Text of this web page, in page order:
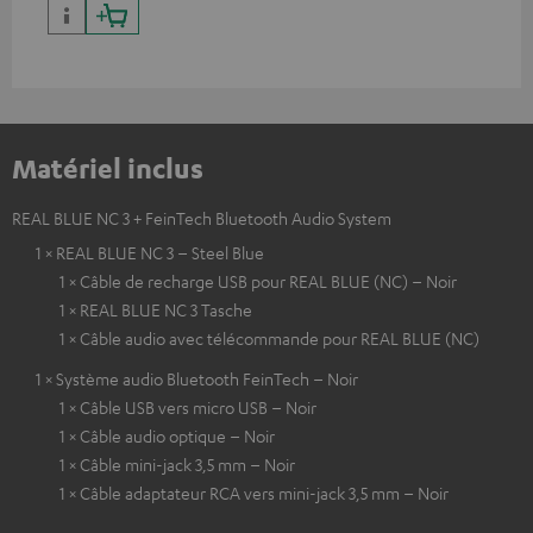
Matériel inclus
REAL BLUE NC 3 + FeinTech Bluetooth Audio System
1 × REAL BLUE NC 3 – Steel Blue
1 × Câble de recharge USB pour REAL BLUE (NC) – Noir
1 × REAL BLUE NC 3 Tasche
1 × Câble audio avec télécommande pour REAL BLUE (NC)
1 × Système audio Bluetooth FeinTech – Noir
1 × Câble USB vers micro USB – Noir
1 × Câble audio optique – Noir
1 × Câble mini-jack 3,5 mm – Noir
1 × Câble adaptateur RCA vers mini-jack 3,5 mm – Noir